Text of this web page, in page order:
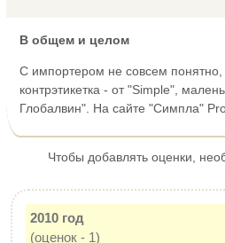
В общем и целом
С импортером не совсем понятно,
контрэтикетка - от "Simple",
Глобалвин". На сайте "Симпла"
Чтобы добавлять оценки,
2010 год
(оценок - 1)